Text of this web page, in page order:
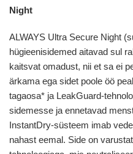
Night
ALWAYS Ultra Secure Night
hügieenisidemed aitavad sul
kaitsvat omadust, nii et sa ei
ärkama ega sidet poole öö
tagaosa* ja LeakGuard-
sidemesse ja ennetavad
InstantDry-süsteem imab
nahast eemal. Side on